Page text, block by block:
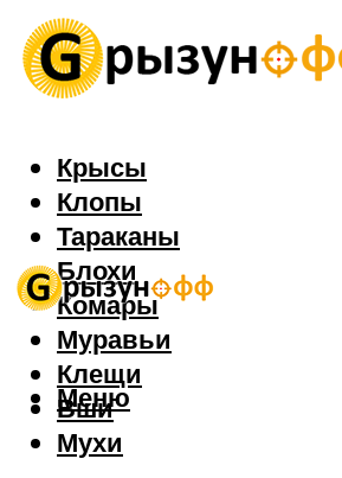
Крысы
Клопы
Тараканы
Блохи
Комары
Муравьи
Клещи
Вши
Мухи
Меню